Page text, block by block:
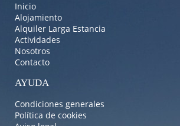
Inicio
Alojamiento
Alquiler Larga Estancia
Actividades
Nosotros
Contacto
AYUDA
Condiciones generales
Política de cookies